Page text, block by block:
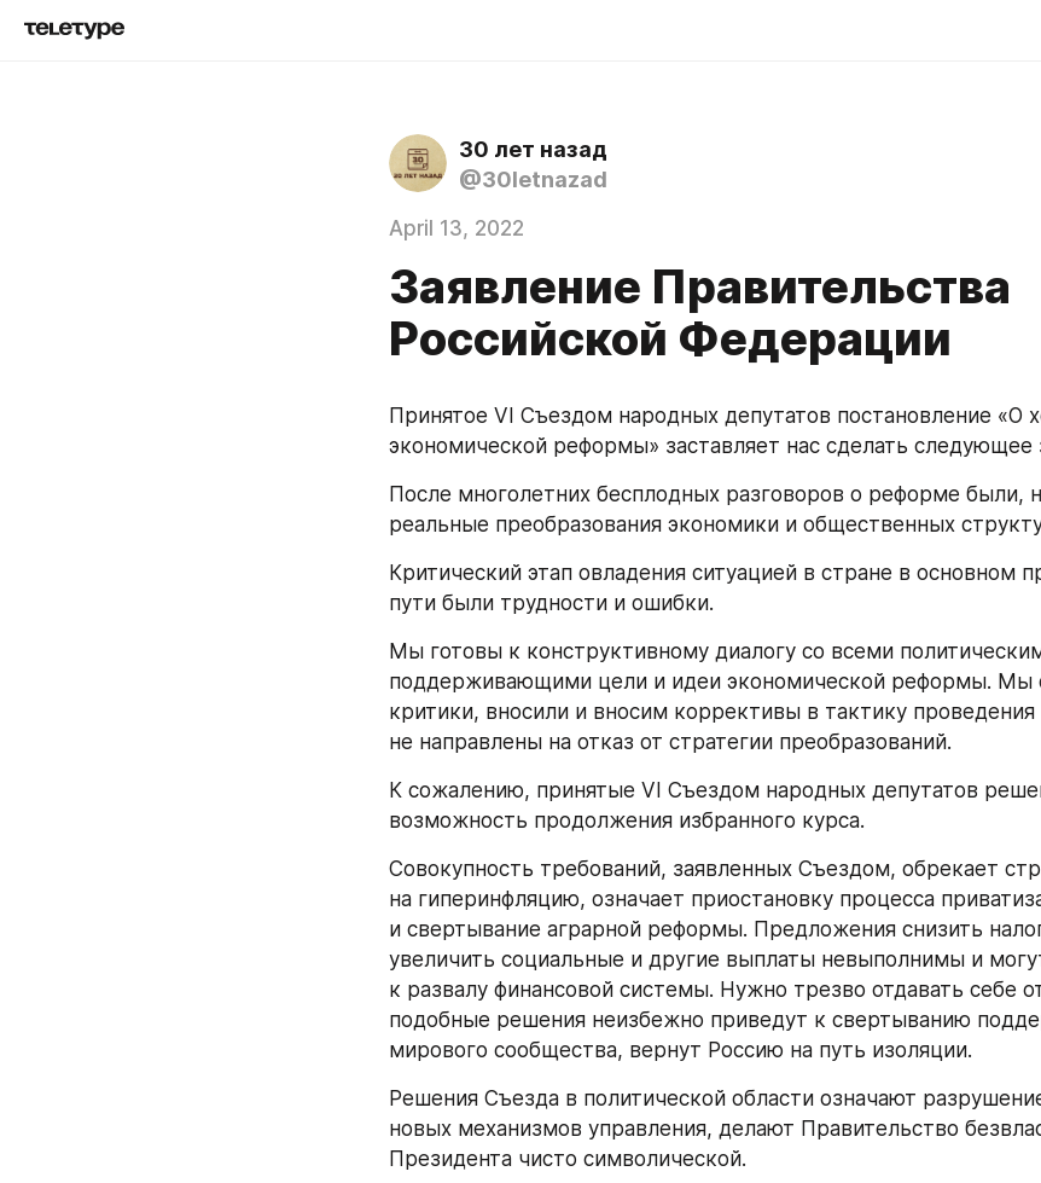
30 лет назад
@30letnazad
April 13, 2022
Заявление Правительства
Российской Федерации
Принятое VI Съездом народных депутатов постановление «О
экономической реформы» заставляет нас сделать следующее
После многолетних бесплодных разговоров о реформе были,
реальные преобразования экономики и общественных
Критический этап овладения ситуацией в стране в основном
пути были трудности и ошибки.
Мы готовы к конструктивному диалогу со всеми
поддерживающими цели и идеи экономической реформы. Мы
критики, вносили и вносим коррективы в тактику
не направлены на отказ от стратегии преобразований.
К сожалению, принятые VI Съездом народных депутатов
возможность продолжения избранного курса.
Совокупность требований, заявленных Съездом, обрекает
на гиперинфляцию, означает приостановку процесса
и свертывание аграрной реформы. Предложения снизить
увеличить социальные и другие выплаты невыполнимы и
к развалу финансовой системы. Нужно трезво отдавать себе
подобные решения неизбежно приведут к свертыванию
мирового сообщества, вернут Россию на путь изоляции.
Решения Съезда в политической области означают
новых механизмов управления, делают Правительство
Президента чисто символической.